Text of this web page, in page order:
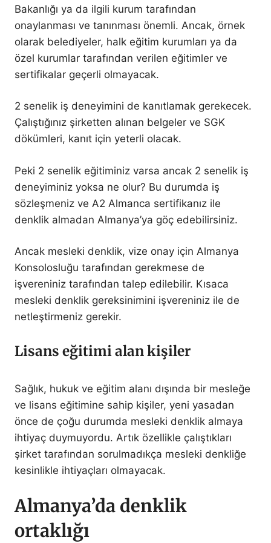
Bakanlığı ya da ilgili kurum tarafından
onaylanması ve tanınması önemli. Ancak, örnek
olarak belediyeler, halk eğitim kurumları ya da
özel kurumlar tarafından verilen eğitimler ve
sertifikalar geçerli olmayacak.
2 senelik iş deneyimini de kanıtlamak gerekecek.
Çalıştığınız şirketten alınan belgeler ve SGK
dökümleri, kanıt için yeterli olacak.
Peki 2 senelik eğitiminiz varsa ancak 2 senelik iş
deneyiminiz yoksa ne olur? Bu durumda iş
sözleşmeniz ve A2 Almanca sertifikanız ile
denklik almadan Almanya’ya göç edebilirsiniz.
Ancak mesleki denklik, vize onay için Almanya
Konsolosluğu tarafından gerekmese de
işvereniniz tarafından talep edilebilir. Kısaca
mesleki denklik gereksinimini işvereniniz ile de
netleştirmeniz gerekir.
Lisans eğitimi alan kişiler
Sağlık, hukuk ve eğitim alanı dışında bir mesleğe
ve lisans eğitimine sahip kişiler, yeni yasadan
önce de çoğu durumda mesleki denklik almaya
ihtiyaç duymuyordu. Artık özellikle çalıştıkları
şirket tarafından sorulmadıkça mesleki denkliğe
kesinlikle ihtiyaçları olmayacak.
Almanya’da denklik
ortaklığı